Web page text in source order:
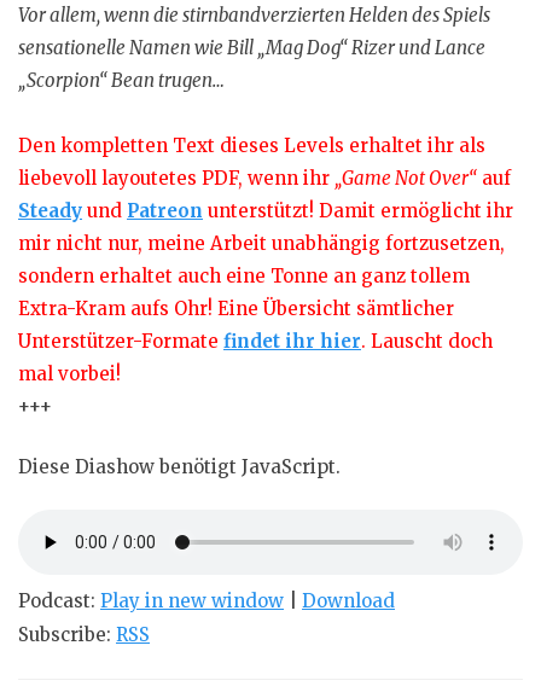
Vor allem, wenn die stirnbandverzierten Helden des Spiels
sensationelle Namen wie Bill „Mag Dog“ Rizer und Lance
„Scorpion“ Bean trugen…
Den kompletten Text dieses Levels erhaltet ihr als
liebevoll layoutetes PDF, wenn ihr „Game Not Over“ auf
Steady und Patreon unterstützt! Damit ermöglicht ihr
mir nicht nur, meine Arbeit unabhängig fortzusetzen,
sondern erhaltet auch eine Tonne an ganz tollem
Extra-Kram aufs Ohr! Eine Übersicht sämtlicher
Unterstützer-Formate findet ihr hier. Lauscht doch
mal vorbei!
+++
Diese Diashow benötigt JavaScript.
Podcast: Play in new window
Download
Subscribe: RSS